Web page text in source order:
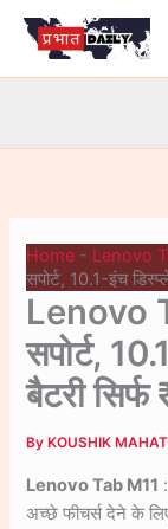
Skip
Home - Lenovo
सपोर्ट, 10.1-इंच
Lenovo
सपोर्ट,
बैटरी
By KOUSHIK
Lenovo Tab M11
अच्छे फीचर्स देने के